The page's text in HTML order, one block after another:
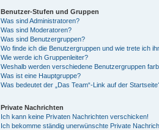
Benutzer-Stufen und Gruppen
Was sind Administratoren?
Was sind Moderatoren?
Was sind Benutzergruppen?
Wo finde ich die Benutzergruppen und wie trete ich
Wie werde ich Gruppenleiter?
Weshalb werden verschiedene Benutzergruppen
Was ist eine Hauptgruppe?
Was bedeutet der „Das Team“-Link auf der
Private Nachrichten
Ich kann keine Privaten Nachrichten verschicken!
Ich bekomme ständig unerwünschte Private